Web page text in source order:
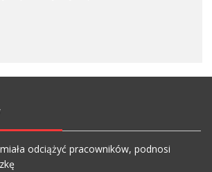
odciążyć pracowników, podnosi